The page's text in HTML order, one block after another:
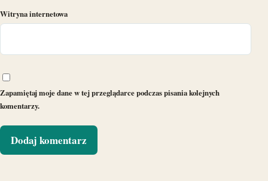
Witryna internetowa
Zapamiętaj moje dane w tej przeglądarce podczas pisania kolejnych
komentarzy.